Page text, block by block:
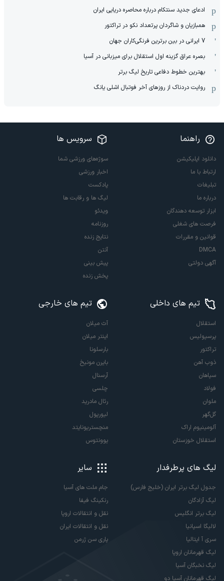
ادعای جدید سنتکام درباره محاصره دریایی ایران
همبازیان و شاگردان پرتعداد نکو در تراکتور
7 ایرانی در بین برترین فرنگی‌کاران جهان
بصره عراق گزینه اول استقلال برای میزبانی در آسیا
بهترین خطوط دفاعی تاریخ لیگ برتر
روایت دردناک از روزهای آخر فوتبال اشلی یانگ
راهنما
دانلود اپلیکیشن
ارتباط با ما
تبلیغات
درباره ما
ابزار توسعه دهندگان
فرصت های شغلی
قوانین و مقررات
DMCA
آگهی دولتی
سرویس ها
سوژه‌های ورزشی شما
اخبار ورزشی
پادکست
لیگ ها و رقابت ها
ویدئو
روزنامه
نتایج زنده
آنتن
پیش بینی
پخش زنده
تیم های داخلی
استقلال
پرسپولیس
تراکتور
ذوب آهن
سپاهان
فولاد
ملوان
گل‌گهر
آلومینیوم اراک
استقلال خوزستان
تیم های خارجی
آث میلان
اینتر میلان
بارسلونا
بایرن مونیخ
آرسنال
چلسی
رئال مادرید
لیورپول
منچستریونایتد
یوونتوس
لیگ های پرطرفدار
جدول لیگ برتر ایران (خلیج فارس)
لیگ آزادگان
لیگ برتر انگلیس
لالیگا اسپانیا
سری آ ایتالیا
لیگ قهرمانان اروپا
لیگ نخبگان آسیا
لیگ قهرمانان آسیا دو
سایر
جام ملت های آسیا
رنکینگ فیفا
نقل و انتقالات اروپا
نقل و انتقالات ایران
پاری سن ژرمن